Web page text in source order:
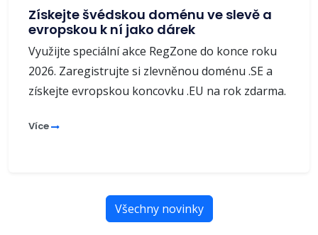
Získejte švédskou doménu ve slevě a
evropskou k ní jako dárek
Využijte speciální akce RegZone do konce roku
2026. Zaregistrujte si zlevněnou doménu .SE a
získejte evropskou koncovku .EU na rok zdarma.
Více
Všechny novinky